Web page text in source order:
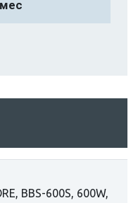
BBS-600S, 600W,